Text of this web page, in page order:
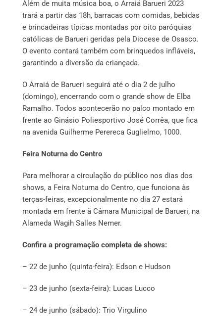
Além de muita música boa, o Arraiá Barueri 2023
trará a partir das 18h, barracas com comidas, bebidas
e brincadeiras típicas montadas por oito paróquias
católicas de Barueri geridas pela Diocese de Osasco.
O evento contará também com brinquedos infláveis,
garantindo a diversão da criançada.
O Arraiá de Barueri seguirá até o dia 2 de julho
(domingo), encerrando com o grande show de Elba
Ramalho. Todos acontecerão no palco montado em
frente ao Ginásio Poliesportivo José Corrêa, que fica
na avenida Guilherme Perereca Guglielmo, 1000.
Feira Noturna do Centro
Para melhorar a circulação do público nos dias dos
shows, a Feira Noturna do Centro, que funciona às
terças-feiras, excepcionalmente no dia 27 estará
montada em frente à Câmara Municipal de Barueri, na
Alameda Wagih Salles Nemer.
Confira a programação completa de shows:
– 22 de junho (quinta-feira): Edson e Hudson
– 23 de junho (sexta-feira): Lucas Lucco
– 24 de junho (sábado): Trio Virgulino